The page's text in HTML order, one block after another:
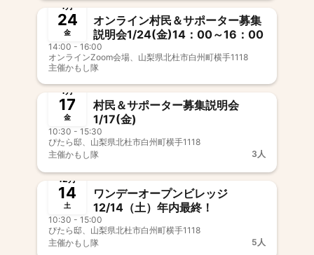
1月
24
金
オンライン村民＆サポーター募集
説明会1/24(金)14：00～16：00
14:00 - 16:00
オンラインZoom会場、山梨県北杜市白州町横手1118
主催かもし隊
終了
1月
17
金
村民＆サポーター募集説明会
1/17(金)
10:30 - 15:30
ぴたら邸、山梨県北杜市白州町横手1118
主催かもし隊 3人
終了
12月
14
土
ワンデーオープンビレッジ
12/14（土）年内最終！
10:30 - 15:00
ぴたら邸、山梨県北杜市白州町横手1118
主催かもし隊 5人
終了